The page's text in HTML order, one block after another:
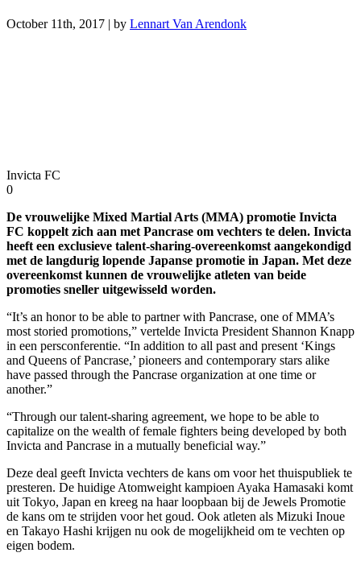
October 11th, 2017 | by Lennart Van Arendonk
Invicta FC
0
De vrouwelijke Mixed Martial Arts (MMA) promotie Invicta
FC koppelt zich aan met Pancrase om vechters te delen. Invicta
heeft een exclusieve talent-sharing-overeenkomst aangekondigd
met de langdurig lopende Japanse promotie in Japan. Met deze
overeenkomst kunnen de vrouwelijke atleten van beide
promoties sneller uitgewisseld worden.
“It’s an honor to be able to partner with Pancrase, one of MMA’s
most storied promotions,” vertelde Invicta President Shannon Knapp
in een persconferentie. “In addition to all past and present ‘Kings
and Queens of Pancrase,’ pioneers and contemporary stars alike
have passed through the Pancrase organization at one time or
another.”
“Through our talent-sharing agreement, we hope to be able to
capitalize on the wealth of female fighters being developed by both
Invicta and Pancrase in a mutually beneficial way.”
Deze deal geeft Invicta vechters de kans om voor het thuispubliek te
presteren. De huidige Atomweight kampioen Ayaka Hamasaki komt
uit Tokyo, Japan en kreeg na haar loopbaan bij de Jewels Promotie
de kans om te strijden voor het goud. Ook atleten als Mizuki Inoue
en Takayo Hashi krijgen nu ook de mogelijkheid om te vechten op
eigen bodem.